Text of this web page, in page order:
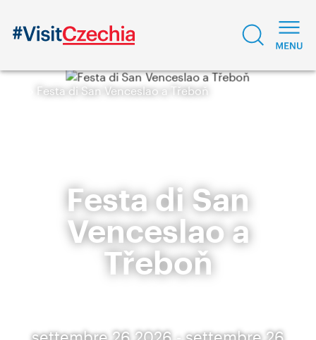
Festa di San Venceslao a Třeboň
Festa di San
Venceslao a
Třeboň
settembre 26 2026 - settembre 26